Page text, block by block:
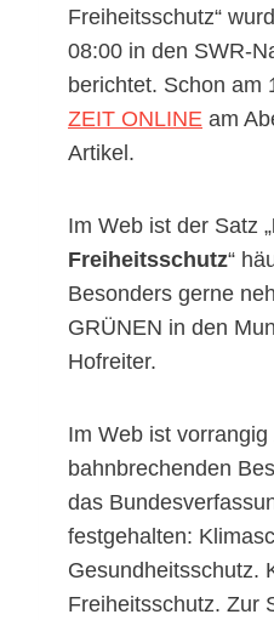
Freiheitsschutz“
08:00 in den SWR-
berichtet. Schon am
ZEIT ONLINE am
Artikel.
Im Web ist der Satz „
Freiheitsschutz“
Besonders gerne
GRÜNEN in den
Hofreiter.
Im Web ist
bahnbrechenden
das
festgehalten:
Gesundheitsschutz.
Freiheitsschutz. Zur